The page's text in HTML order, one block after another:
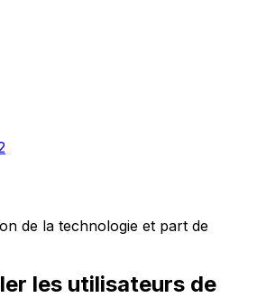
de la technologie et part de
les utilisateurs de